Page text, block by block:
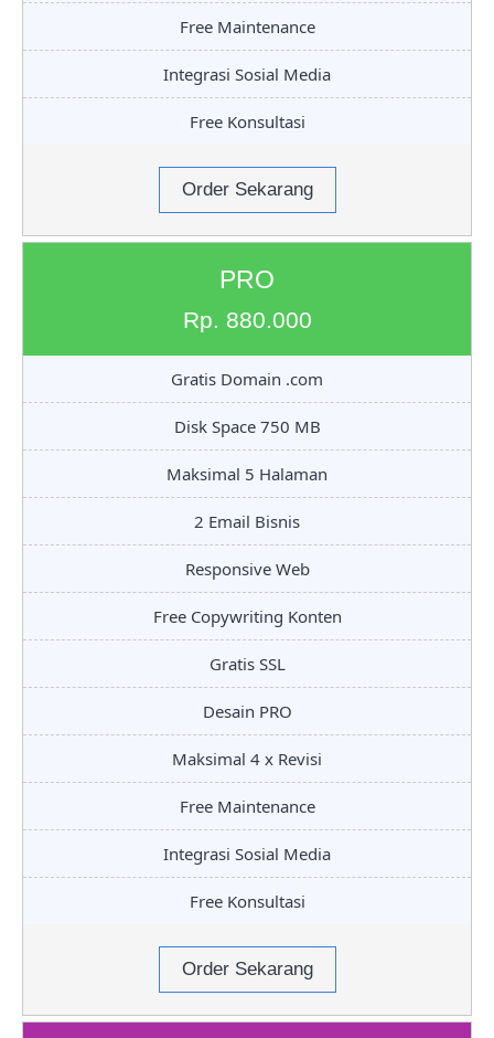
Free Maintenance
Integrasi Sosial Media
Free Konsultasi
Order Sekarang
PRO
Rp. 880.000
Gratis Domain .com
Disk Space 750 MB
Maksimal 5 Halaman
2 Email Bisnis
Responsive Web
Free Copywriting Konten
Gratis SSL
Desain PRO
Maksimal 4 x Revisi
Free Maintenance
Integrasi Sosial Media
Free Konsultasi
Order Sekarang